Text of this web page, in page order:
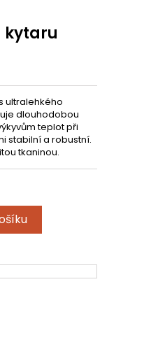
kytaru
ultralehkého
dlouhodobou
teplot při
stabilní a robustní.
tkaninou.